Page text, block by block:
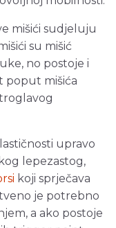
mišići sudjeluju
su mišić
no postoje i
poput mišića
upravo
lepezastog,
koji sprječava
je potrebno
a ako postoje